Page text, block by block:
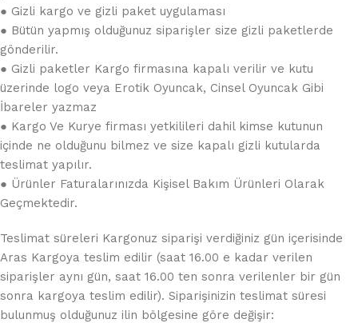
● Gizli kargo ve gizli paket uygulaması
● Bütün yapmış olduğunuz siparişler size gizli paketlerde
gönderilir.
● Gizli paketler Kargo firmasına kapalı verilir ve kutu
üzerinde logo veya Erotik Oyuncak, Cinsel Oyuncak Gibi
İbareler yazmaz
● Kargo Ve Kurye firması yetkilileri dahil kimse kutunun
içinde ne olduğunu bilmez ve size kapalı gizli kutularda
teslimat yapılır.
● Ürünler Faturalarınızda Kişisel Bakım Ürünleri Olarak
Geçmektedir.
Teslimat süreleri Kargonuz siparişi verdiğiniz gün içerisinde
Aras Kargoya teslim edilir (saat 16.00 e kadar verilen
siparişler aynı gün, saat 16.00 ten sonra verilenler bir gün
sonra kargoya teslim edilir). Siparişinizin teslimat süresi
bulunmuş olduğunuz ilin bölgesine göre değişir: